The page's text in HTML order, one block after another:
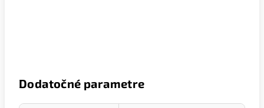
Dodatočné parametre